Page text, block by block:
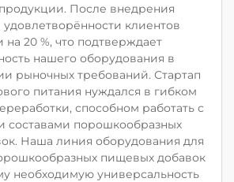
После внедрения
удовлетворённости клиентов
на 20 %, что подтверждает
нашего оборудования в
рыночных требований. Стартап
питания нуждался в гибком
способном работать с
составами порошкообразных
Наша линия оборудования для
пищевых добавок
необходимую универсальность